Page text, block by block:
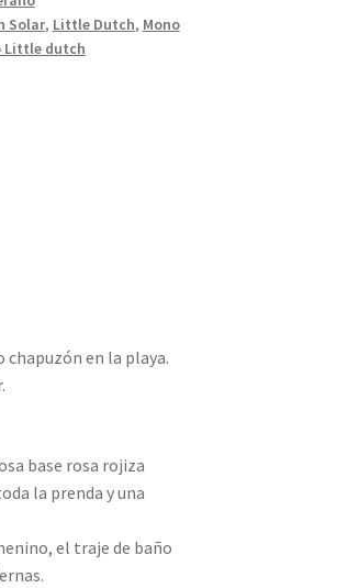
Solar, Little Dutch, Mono
Little dutch
chapuzón en la playa.
base rosa rojiza
la prenda y una
el traje de baño